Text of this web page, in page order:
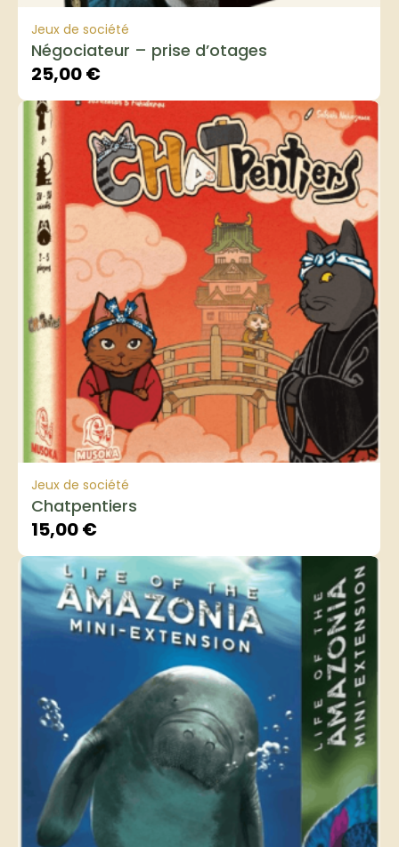
Jeux de société
Négociateur – prise d’otages
25,00€
Jeux de société
Chatpentiers
15,00€